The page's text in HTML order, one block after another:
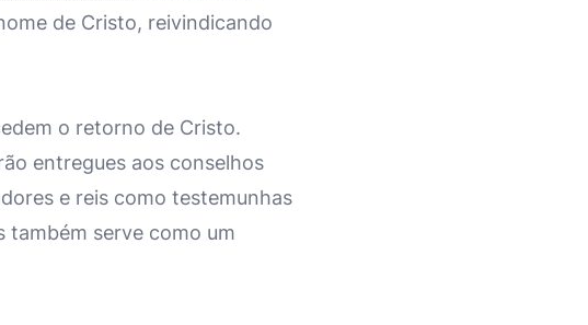
de Cristo, reivindicando
o retorno de Cristo.
entregues aos conselhos
e reis como testemunhas
também serve como um